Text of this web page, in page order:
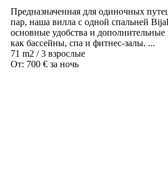
Предназначенная для одиночных
пар, наша вилла с одной спальней
основные удобства и
как бассейны, спа и фитнес-залы. ...
71 m2 /3 взрослые
От: 700 € за ночь